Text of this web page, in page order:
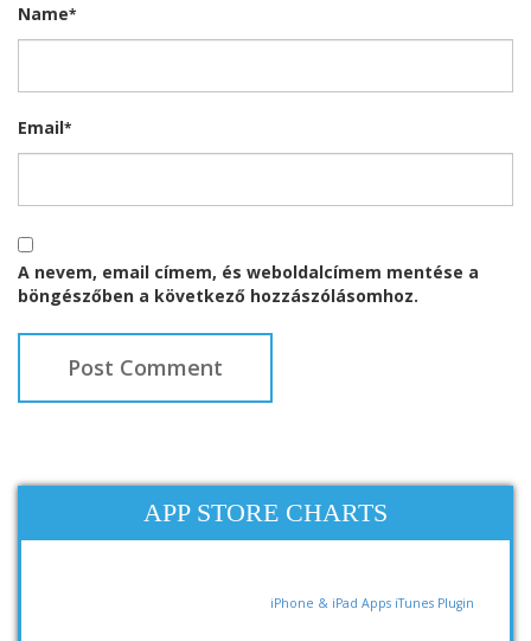
Name*
Email*
A nevem, email címem, és weboldalcímem mentése a
böngészőben a következő hozzászólásomhoz.
APP STORE CHARTS
iPhone & iPad Apps iTunes Plugin